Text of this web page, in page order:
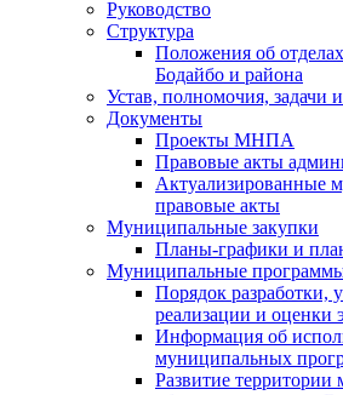
Руководство
Структура
Положения об
Бодайбо и района
Устав, полномочия, задачи
Документы
Проекты МНПА
Правовые акты
Актуализированные
правовые акты
Муниципальные закупки
Планы-графики и
Муниципальные
Порядок разработки,
реализации и оценки
Информация об
муниципальных
Развитие